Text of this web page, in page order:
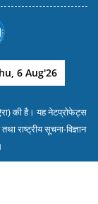
6 Aug'26
की है। यह नेटप्रोफेट्स
राष्‍ट्रीय सूचना-विज्ञान